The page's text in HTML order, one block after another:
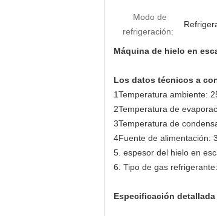
Modo de
refrigeración:
Máquina de hielo en
Los datos técnicos a
1Temperatura ambiente:
2Temperatura de
3Temperatura de
4Fuente de alimentación:
5. espesor del hielo en
6. Tipo de gas
Especificación